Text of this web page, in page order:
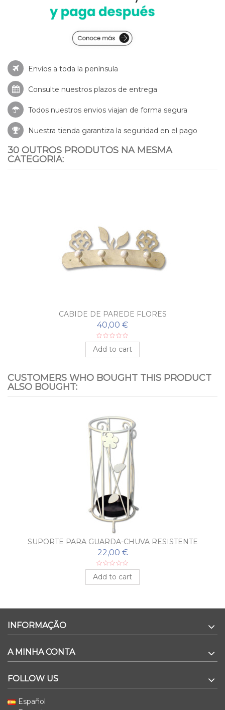
Envíos a toda la península
Consulte nuestros plazos de entrega
Todos nuestros envios viajan de forma segura
Nuestra tienda garantiza la seguridad en el pago
30 OUTROS PRODUTOS NA MESMA
CATEGORIA:
CABIDE DE PAREDE FLORES
40,00 €
Add to cart
CUSTOMERS WHO BOUGHT THIS PRODUCT
ALSO BOUGHT:
SUPORTE PARA GUARDA-CHUVA RESISTENTE
22,00 €
Add to cart
INFORMAÇÃO
A MINHA CONTA
FOLLOW US
Español